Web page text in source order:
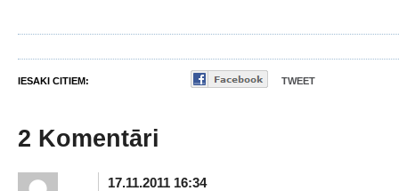
IESAKI CITIEM: TWEET
2 Komentāri
17.11.2011 16:34